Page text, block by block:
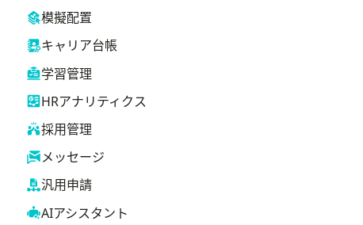
模擬配置
キャリア台帳
学習管理
HRアナリティクス
採用管理
メッセージ
汎用申請
AIアシスタント